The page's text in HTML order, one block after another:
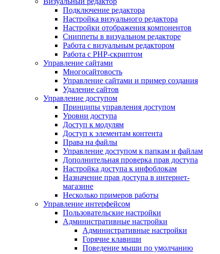
Подключение редактора
Настройка визуального редактора
Настройки отображения компонентов
Сниппеты в визуальном редакторе
Работа с визуальным редактором
Работа с PHP-скриптом
Управление сайтами
Многосайтовость
Управление сайтами и пример создания
Удаление сайтов
Управление доступом
Принципы управления доступом
Уровни доступа
Доступ к модулям
Доступ к элементам контента
Права на файлы
Управление доступом к папкам и файлам
Дополнительная проверка прав доступа
Настройка доступа к инфоблокам
Назначение прав доступа в интернет-
магазине
Несколько примеров работы
Управление интерфейсом
Пользовательские настройки
Административные настройки
Административные настройки
Горячие клавиши
Поведение мыши по умолчанию